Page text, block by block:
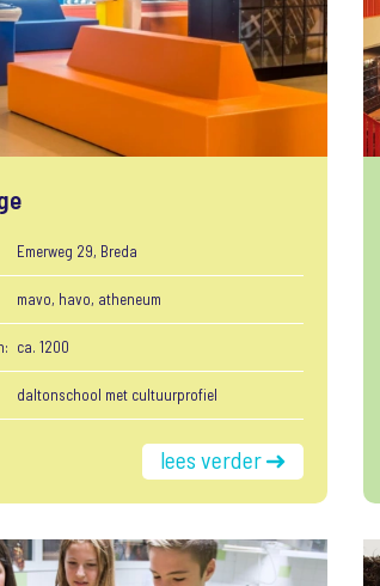
Emerweg 29, Breda
mavo, havo, atheneum
ca. 1200
daltonschool met cultuurprofiel
lees verder